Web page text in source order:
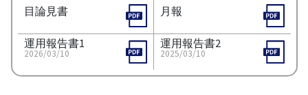
目論見書
月報
運用報告書1
2026/03/10
運用報告書2
2025/03/10